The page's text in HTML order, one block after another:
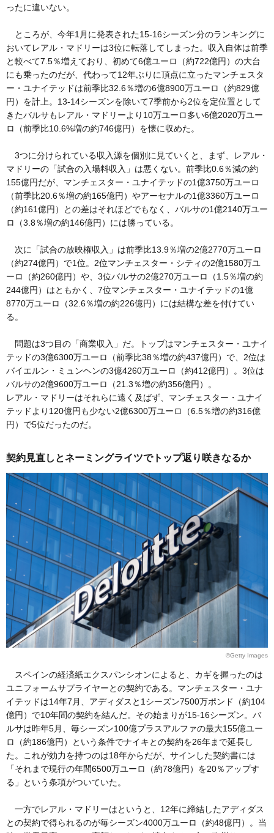
ったに違いない。
ところが、今年1月に発表された15-16シーズン分のランキングに
おいてレアル・マドリーは3位に転落してしまった。収入自体は前季
と較べて7.5％増えており、初めて6億ユーロ（約722億円）の大台
にも乗ったのだが、代わって12年ぶりに頂点に立ったマンチェスタ
ー・ユナイテッドは前季比32.6％増の6億8900万ユーロ（約829億
円）を計上。13-14シーズンを除いて7季前から2位を定位置として
きたバルサもレアル・マドリーより10万ユーロ多い6億2020万ユー
ロ（前季比10.6%増の約746億円）を懐に収めた。
3つに分けられている収入源を個別に見ていくと、まず、レアル・
マドリーの「試合の入場料収入」は悪くない。前季比0.6％減の約
155億円だが、マンチェスター・ユナイテッドの1億3750万ユーロ
（前季比20.6％増の約165億円）やアーセナルの1億3360万ユーロ
（約161億円）との差はそれほどでもなく、バルサの1億2140万ユー
ロ（3.8％増の約146億円）には勝っている。
次に「試合の放映権収入」は前季比13.9％増の2億2770万ユーロ
（約274億円）で1位。2位マンチェスター・シティの2億1580万ユ
ーロ（約260億円）や、3位バルサの2億270万ユーロ（1.5％増の約
244億円）はともかく、7位マンチェスター・ユナイテッドの1億
8770万ユーロ（32.6％増の約226億円）には結構な差を付けてい
る。
問題は3つ目の「商業収入」だ。トップはマンチェスター・ユナイ
テッドの3億6300万ユーロ（前季比38％増の約437億円）で、2位は
バイエルン・ミュンヘンの3億4260万ユーロ（約412億円）。3位は
バルサの2億9600万ユーロ（21.3％増の約356億円）。
レアル・マドリーはそれらに遠く及ばず、マンチェスター・ユナイ
テッドより120億円も少ない2億6300万ユーロ（6.5％増の約316億
円）で5位だったのだ。
契約見直しとネーミングライツでトップ返り咲きなるか
©Getty Images
スペインの経済紙エクスパンシオンによると、カギを握ったのは
ユニフォームサプライヤーとの契約である。マンチェスター・ユナ
イテッドは14年7月、アディダスと1シーズン7500万ポンド（約104
億円）で10年間の契約を結んだ。その始まりが15-16シーズン。バ
ルサは昨年5月、毎シーズン100億プラスアルファの最大155億ユー
ロ（約186億円）という条件でナイキとの契約を26年まで延長し
た。これが効力を持つのは18年からだが、サインした契約書には
「それまで現行の年間6500万ユーロ（約78億円）を20％アップす
る」という条項がついていた。
一方でレアル・マドリーはというと、12年に締結したアディダス
との契約で得られるのが毎シーズン4000万ユーロ（約48億円）。当